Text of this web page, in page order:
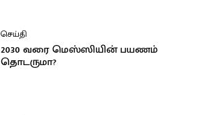
செய்தி
2030 வரை மெஸ்ஸியின் பயணம்
தொடருமா?